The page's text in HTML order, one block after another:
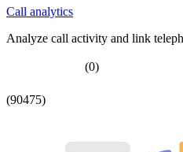
Call analytics
Analyze call activity and link
(0)
(90475)